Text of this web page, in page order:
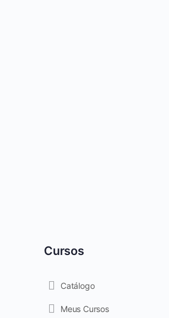
Cursos
Catálogo
Meus Cursos